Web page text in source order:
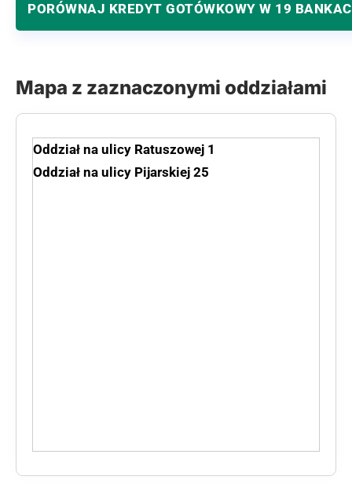
PORÓWNAJ KREDYT GOTÓWKOWY W 19
Mapa z zaznaczonymi oddziałami
Oddział na ulicy Ratuszowej 1
Oddział na ulicy Pijarskiej 25